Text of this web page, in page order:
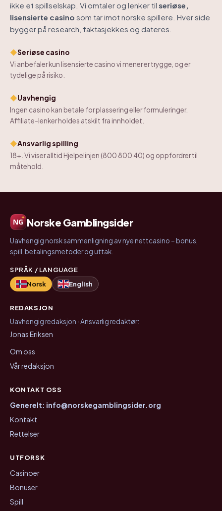
ikke et spillselskap. Vi omtaler og lenker til seriøse,
lisensierte casino som tar imot norske spillere. Hver side
bygger på research, faktasjekkes og dateres.
◆Seriøse casino
Vi anbefaler kun lisensierte casino vi mener er trygge, og er
tydelige på risiko.
◆Uavhengig
Ingen casino kan betale for plassering eller formuleringer.
Affiliate-lenker holdes atskilt fra innholdet.
◆Ansvarlig spilling
18+. Vi viser alltid Hjelpelinjen (800 800 40) og oppfordrer til
måtehold.
Norske Gamblingsider
Uavhengig norsk sammenligning av nye nettcasino – bonus,
spill, betalingsmetoder og uttak.
SPRÅK / LANGUAGE
Norsk
English
REDAKSJON
Uavhengig redaksjon · Ansvarlig redaktør:
Jonas Eriksen
Om oss
Vår redaksjon
KONTAKT OSS
Generelt: info@norskegamblingsider.org
Kontakt
Rettelser
UTFORSK
Casinoer
Bonuser
Spill